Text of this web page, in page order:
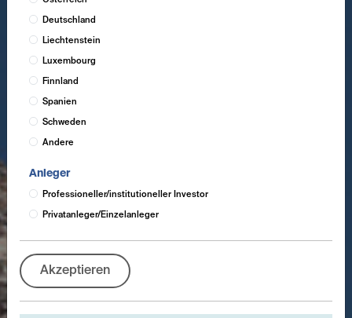
Deutschland
Liechtenstein
Luxembourg
Finnland
Spanien
Schweden
Andere
Anleger
Professioneller/institutioneller Investor
Privatanleger/Einzelanleger
Akzeptieren